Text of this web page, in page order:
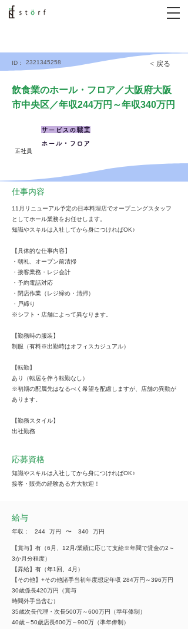
ID： 2321345258 < 戻る
飲食業のホール・フロア／大阪府大阪
市中央区／年収244万円～年収340万円
正社員
サービスの職業
ホール・フロア
仕事内容
11月リニューアル予定の日本料理店でオープニングスタッフ
としてホール業務をお任せします。
知識やスキルは入社してから身につければOK♪
【具体的な仕事内容】
・朝礼、オープン前清掃
・接客業務・レジ会計
・予約電話対応
・閉店作業（レジ締め・清掃）
・戸締り
※シフト・店舗によって異なります。
【勤務時の服装】
制服（有料※出勤時はオフィスカジュアル）
【転勤】
あり（転居を伴う転勤なし）
※初期の配属先はなるべく希望を配慮しますが、店舗の異動が
あります。
【勤務スタイル】
出社勤務
応募資格
知識やスキルは入社してから身につければOK♪
接客・販売の経験ある方大歓迎！
給与
年収： 244 万円 ​〜 340 万円
【賞与】有（6月、12月/業績に応じて支給※年間で賃金の2～
3か月分程度）
【昇給】有（年1回、4月）
【その他】+その他諸手当初年度想定年収 284万円～396万円
30歳係長420万円（賞与
時間外手当含む）
35歳次長代理・次長500万～600万円（準年俸制）
40歳～50歳店長600万～900万（準年俸制）